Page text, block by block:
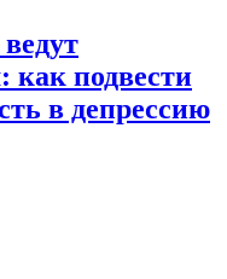
как подвести
в депрессию